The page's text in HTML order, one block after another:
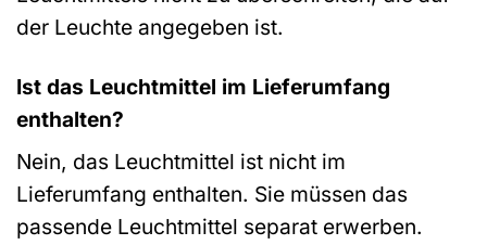
der Leuchte angegeben ist.
Ist das Leuchtmittel im Lieferumfang
enthalten?
Nein, das Leuchtmittel ist nicht im
Lieferumfang enthalten. Sie müssen das
passende Leuchtmittel separat erwerben.